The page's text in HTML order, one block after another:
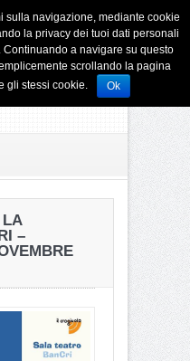
LA
–
sulla navigazione, mediante cookie
la privacy dei tuoi dati personali
a navigare su questo
scrollando la pagina
gli stessi cookie.
Ok